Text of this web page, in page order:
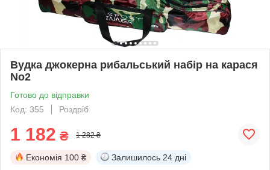
Вудка джокерна рибальський набір на карася
No2
Готово до відправки
Код: 355
Роздріб
1 182 ₴ 1 282 ₴
Економія 100 ₴ Залишилось 24 дні